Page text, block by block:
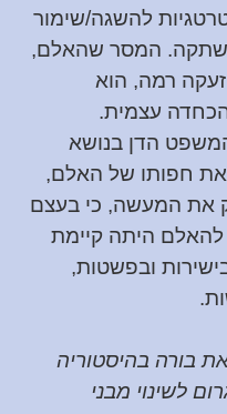
להשגה/שימור
השתקה. המסר שהאלם,
רמה, הוא
עצמית.
הדן בנושא
את חפותו של האלם,
את המעשה, כי בעצם
היתה קיימת
ובפשטות,
בורה בהיסטוריה
לשינוי מבני